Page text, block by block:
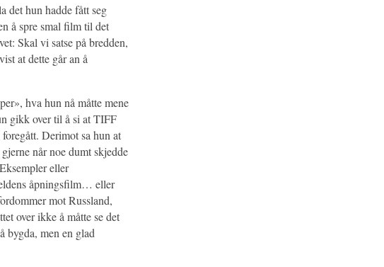
det hun hadde fått seg
å spre smal film til det
Skal vi satse på bredden,
at dette går an å
hva hun nå måtte mene
gikk over til å si at TIFF
Derimot sa hun at
når noe dumt skjedde
eller
åpningsfilm… eller
mot Russland,
over ikke å måtte se det
bygda, men en glad